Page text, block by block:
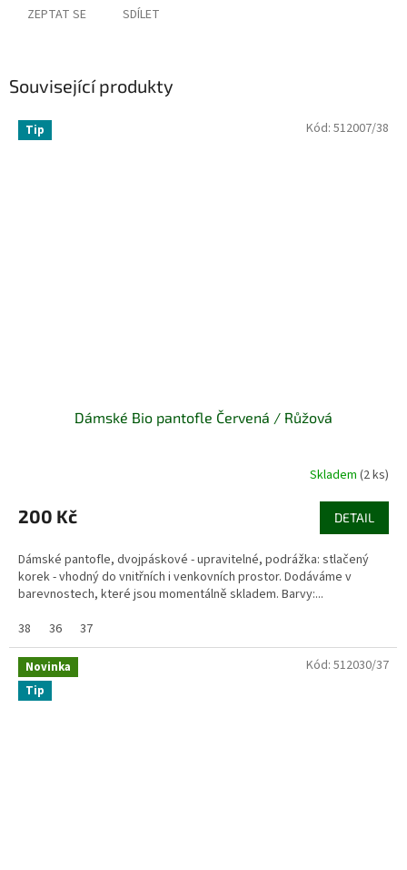
ZEPTAT SE SDÍLET
Související produkty
Tip
Dámské Bio pantofle Červená / Růžová
Skladem (2 ks)
200 Kč DETAIL
Dámské pantofle, dvojpáskové - upravitelné, podrážka: stlačený
korek - vhodný do vnitřních i venkovních prostor. Dodáváme v
barevnostech, které jsou momentálně skladem. Barvy:...
38
36 37
Kód: 512007/38
Novinka
Tip
Kód: 512030/37